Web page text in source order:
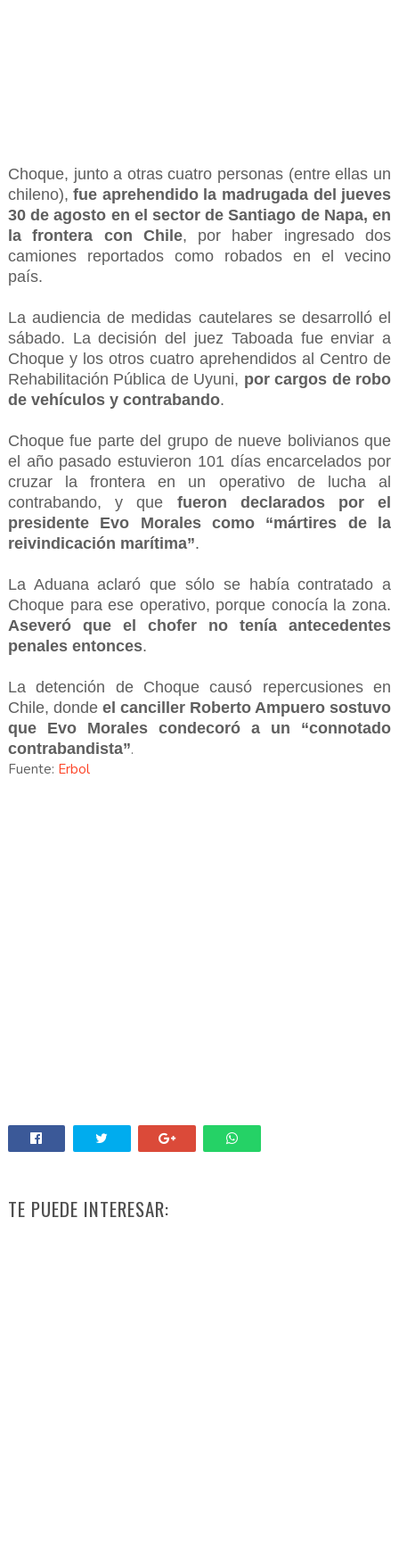
Choque, junto a otras cuatro personas (entre ellas un
chileno),fue aprehendido la madrugada del jueves
30 de agosto en el sector de Santiago de Napa, en
la frontera con Chile, por haber ingresado dos
camiones reportados como robados en el vecino
país.
La audiencia de medidas cautelares se desarrolló el
sábado. La decisión del juez Taboada fue enviar a
Choque y los otros cuatro aprehendidos al Centro de
Rehabilitación Pública de Uyuni, por cargos de robo
de vehículos y contrabando.
Choque fue parte del grupo de nueve bolivianos que
el año pasado estuvieron 101 días encarcelados por
cruzar la frontera en un operativo de lucha al
contrabando, y que fueron declarados por el
presidente Evo Morales como “mártires de la
reivindicación marítima”.
La Aduana aclaró que sólo se había contratado a
Choque para ese operativo, porque conocía la zona.
Aseveró que el chofer no tenía antecedentes
penales entonces.
La detención de Choque causó repercusiones en
Chile, donde el canciller Roberto Ampuero sostuvo
que Evo Morales condecoró a un “connotado
contrabandista”.
Fuente: Erbol
TE PUEDE INTERESAR: